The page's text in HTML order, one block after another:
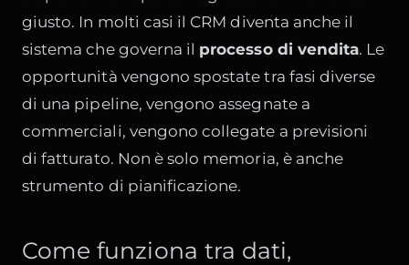
giusto. In molti casi il CRM diventa anche il
sistema che governa il processo di vendita. Le
opportunità vengono spostate tra fasi diverse
di una pipeline, vengono assegnate a
commerciali, vengono collegate a previsioni
di fatturato. Non è solo memoria, è anche
strumento di pianificazione.
Come funziona tra dati,